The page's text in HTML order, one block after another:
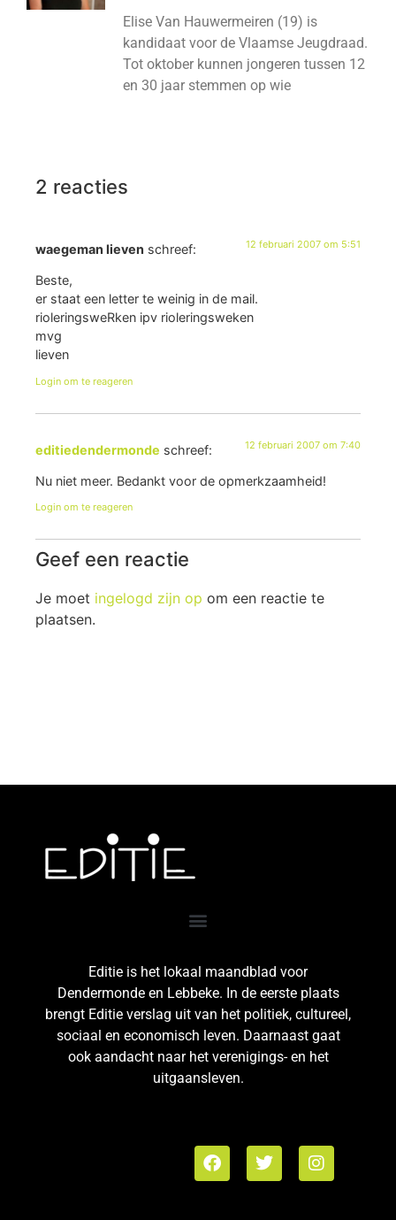
Elise Van Hauwermeiren (19) is
kandidaat voor de Vlaamse Jeugdraad.
Tot oktober kunnen jongeren tussen 12
en 30 jaar stemmen op wie
2 reacties
waegeman lieven schreef: 12 februari 2007 om 5:51
Beste,
er staat een letter te weinig in de mail.
rioleringsweRken ipv rioleringsweken
mvg
lieven
Login om te reageren
editiedendermonde schreef: 12 februari 2007 om 7:40
Nu niet meer. Bedankt voor de opmerkzaamheid!
Login om te reageren
Geef een reactie
Je moet ingelogd zijn op om een reactie te
plaatsen.
Editie is het lokaal maandblad voor
Dendermonde en Lebbeke. In de eerste plaats
brengt Editie verslag uit van het politiek, cultureel,
sociaal en economisch leven. Daarnaast gaat
ook aandacht naar het verenigings- en het
uitgaansleven.